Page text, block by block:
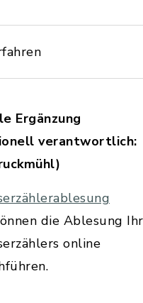
Ergänzung
verantwortlich:
die Ablesung
online